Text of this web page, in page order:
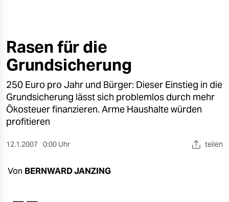
öko
gesellschaft
kultur
sport
wahrheit
Rasen für die
Grundsicherung
250 Euro pro Jahr und Bürger: Dieser Einstieg in die
Grundsicherung lässt sich problemlos durch mehr
Ökosteuer finanzieren. Arme Haushalte würden
profitieren
12.1.2007 0:00 Uhr teilen
Von BERNWARD JANZING